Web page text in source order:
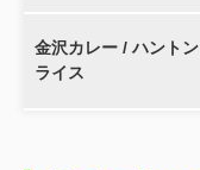
金沢カレー / ハントン
ライス